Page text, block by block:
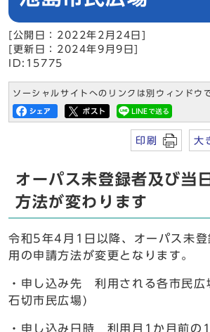
[公開日：2022年2月24日]
[更新日：2024年9月9日]
ID:15775
ソーシャルサイトへのリンクは別ウィンドウ
印刷 大
オーパス未登録者及び当
方法が変わります
令和5年4月1日以降、オーパス未登
用の申請方法が変更となります。
・申し込み先 利用される各市民広
石切市民広場)
・申し込み日時 利用月1か月前の